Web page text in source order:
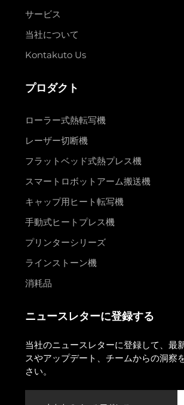
サービス
当社について
Kontakuto Us
プロダクト
ローラー式熱転写機
レーザー切断機
フラットベッド式熱プレス機
スマートロボットアーム搬送機
キャップ用ヒート転写機
手動式ヒートプレス機
プリンターシリーズ
ラインストーン機
消耗品
ニュースレターに登録する
当社のニュースレターに登録して、最
スやアップデート、チームからの洞察
さい。